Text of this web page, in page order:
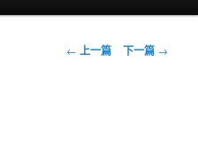
文
← 上一篇 下一篇 →